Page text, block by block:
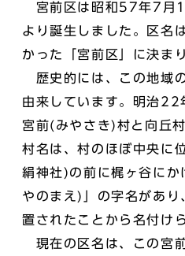
宮前区は昭和57年7月1
より誕生しました。区名
かった「宮前区」に決ま
歴史的には、この地域
由来しています。明治22
宮前(みやさき)村と向丘
村名は、村のほぼ中央に
絹神社)の前に梶ヶ谷に
やのまえ)」の字名があり
置されたことから名付け
現在の区名は、この宮